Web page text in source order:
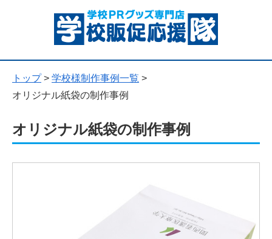
トップ> 学校様制作事例一覧 >
オリジナル紙袋の制作事例
オリジナル紙袋の制作事例